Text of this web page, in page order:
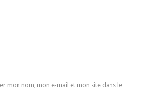
mon nom, mon e-mail et mon site dans le